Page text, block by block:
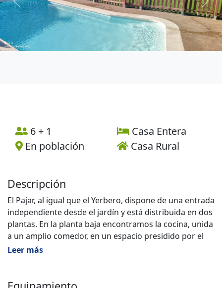
Anterior
6 + 1
Casa Entera
En población
Casa Rural
Descripción
El Pajar, al igual que el Yerbero, dispone de una entrada
independiente desde el jardín y está distribuida en dos
plantas. En la planta baja encontramos la cocina, unida
a un amplio comedor, en un espacio presidido por el
hogar de leña. Esta planta también cuenta con un
la antigua pared de piedra, distribuye las estancias de
Leer más